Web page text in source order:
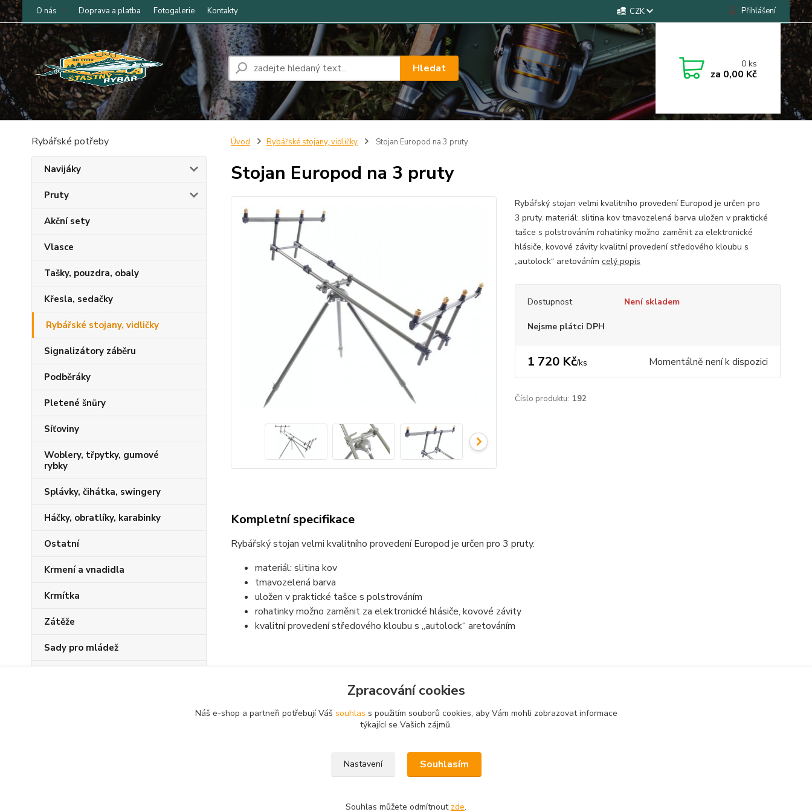
O nás Doprava a platba Fotogalerie Kontakty CZK Přihlášení
Hledat 0ks
za 0,00 Kč
Rybářské potřeby
Navijáky
Pruty
Akční sety
Vlasce
Tašky, pouzdra, obaly
Křesla, sedačky
Rybářské stojany, vidličky
Signalizátory záběru
Podběráky
Pletené šnůry
Síťoviny
Woblery, třpytky, gumové
rybky
Splávky, čihátka, swingery
Háčky, obratlíky, karabinky
Ostatní
Krmení a vnadidla
Krmítka
Zátěže
Sady pro mládež
Úvod Rybářské stojany, vidličky Stojan Europod na 3 pruty
Stojan Europod na 3 pruty
Rybářský stojan velmi kvalitního provedení Europod je určen pro
3 pruty. materiál: slitina kov tmavozelená barva uložen v praktické
tašce s polstrováním rohatinky možno zaměnit za elektronické
hlásiče, kovové závity kvalitní provedení středového kloubu s
„autolock“ aretováním celý popis
Dostupnost Není skladem
Nejsme plátci DPH
1 720 Kč/ks Momentálně není k dispozici
Číslo produktu: 192
Kompletní specifikace
Rybářský stojan velmi kvalitního provedení Europod je určen pro 3 pruty.
materiál: slitina kov
tmavozelená barva
uložen v praktické tašce s polstrováním
rohatinky možno zaměnit za elektronické hlásiče, kovové závity
kvalitní provedení středového kloubu s „autolock“ aretováním
Zboží zařazeno v kategoriíchZpracování cookies
Náš e-shop a partneři potřebují Váš souhlas s použitím souborů cookies, aby Vám mohli zobrazovat informace
týkající se Vašich zájmů.
Nastavení Souhlasím
Souhlas můžete odmítnout zde.